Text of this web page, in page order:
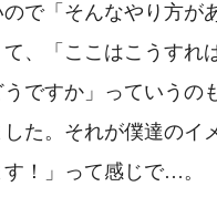
ので「そんなやり方が
、
「ここはこうす
うですか」っていうの
た。 それが僕達のイ
す！」って感じで…。